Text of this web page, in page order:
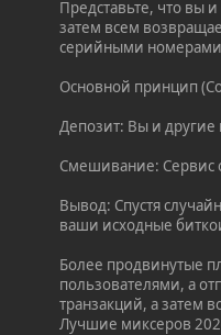
Представьте, что вы
затем всем
серийными
Основной принцип
Депозит: Вы и
Смешивание: Сервис
Вывод: Спустя
ваши исходные
Более продвинутые
пользователями, а
транзакций, а затем
Лучшие миксеров